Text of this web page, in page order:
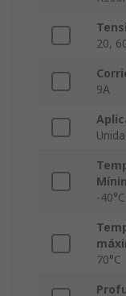
20,
9A
-40°C
70°C